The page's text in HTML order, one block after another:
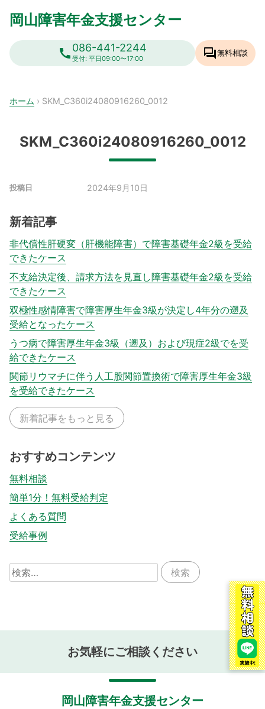
岡山障害年金支援センター
call086-441-2244
受付: 平日09:00〜17:00 forum無料相談
ホーム › SKM_C360i24080916260_0012
SKM_C360i24080916260_0012
投稿日 2024年9月10日
新着記事
非代償性肝硬変（肝機能障害）で障害基礎年金2級を受給
できたケース
不支給決定後、請求方法を見直し障害基礎年金2級を受給
できたケース
双極性感情障害で障害厚生年金3級が決定し4年分の遡及
受給となったケース
うつ病で障害厚生年金3級（遡及）および現症2級でを受
給できたケース
関節リウマチに伴う人工股関節置換術で障害厚生年金3級
を受給できたケース
新着記事をもっと見る
おすすめコンテンツ
無料相談
簡単1分！無料受給判定
よくある質問
受給事例
検
索:
お気軽にご相談ください
岡山障害年金支援センター